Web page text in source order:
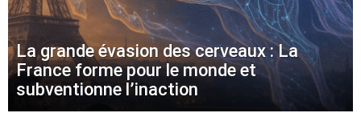
La grande évasion des cerveaux : La
France forme pour le monde et
subventionne l’inaction